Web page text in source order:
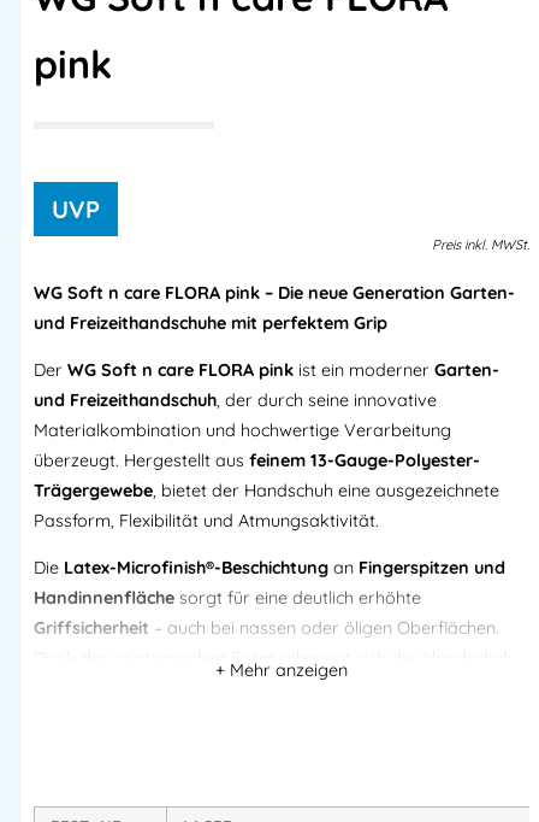
pink
Preis inkl. MWSt.
WG Soft n care FLORA pink – Die neue Generation Garten-
und Freizeithandschuhe mit perfektem Grip
Der WG Soft n care FLORA pink ist ein moderner Garten-
und Freizeithandschuh, der durch seine innovative
Materialkombination und hochwertige Verarbeitung
überzeugt. Hergestellt aus feinem 13-Gauge-Polyester-
Trägergewebe, bietet der Handschuh eine ausgezeichnete
Passform, Flexibilität und Atmungsaktivität.
Die Latex-Microfinish®-Beschichtung an Fingerspitzen und
Handinnenfläche sorgt für eine deutlich erhöhte
Griffsicherheit – auch bei nassen oder öligen Oberflächen.
Dank der anatomischen Form schmiegt sich der Handschuh
Material: 13-Gauge Polyester Feinstrick